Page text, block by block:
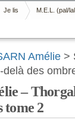
Je lis M.E.L. (pal/
Amélie >
delà des
–
tome 2